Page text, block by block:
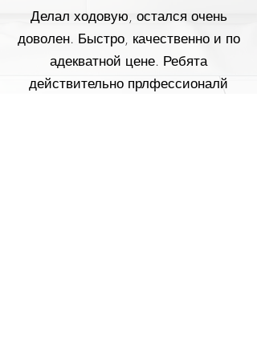
Делал ходовую, остался очень
доволен. Быстро, качественно и по
адекватной цене. Ребята
действительно прлфессионалй